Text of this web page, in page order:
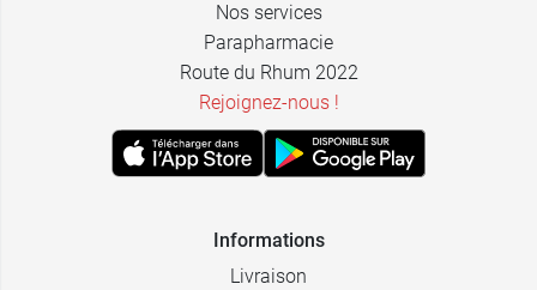
Nos services
Parapharmacie
Route du Rhum 2022
Rejoignez-nous !
Informations
Livraison